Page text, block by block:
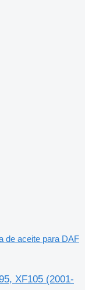
de aceite para DAF
XF105 (2001-